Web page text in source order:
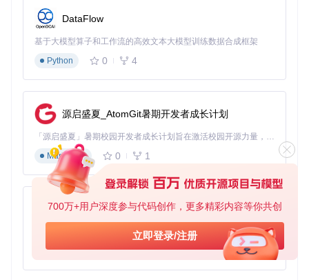
700万+用户深度参与代码创作，更多精彩内容等你共创
立即登录/注册
内容生成工具如何优化创作流程？
自媒体平台的内容创作辅助工具，需要根据用户输入的主题生
成文章大纲或段落。通过 SDK 的文本生成能力，结合 Nuxt 的
成内容片段并动态更新界面，创作效率提升 60%，同时支持中
途修改和重新生成。
智能数据分析助手如何降低使用门槛？
企业管理系统中，非技术人员需要分析业务数据。集成 AI 功
能后，用户可用自然语言提问（如“本月销售额最高的产品是
哪些”），系统通过 SDK 调用 AI 模型解析问题，查询数据库
并返回自然语言答案。相比传统 SQL 查询方式，操作步骤从
5-8 步减少至 2 步，数据查询效率提升 75%。
flowchart TD
        A[用户提问] --> B[流式响应]
        B --> C[实时显示回答]
DataFlow
基于大模型算子和工作流的高效文本大模型训练数据合成框架
Python
0 4
源启盛夏_AtomGit暑期开发者成长计划
「源启盛夏」暑期校园开发者成长计划旨在激活校园开源力量，通过积分激励、认证扶持、资源倾斜等形式，引导高校组织和开发者完成「入驻 — 建项目 — 做贡献 — 获认证 — 得资源」的完整闭环。无论你是想带领社团入驻平台的组织者，还是希望用代码贡献证明自己的开发者，都能在这里找到属于你的成长路径。
Markdown
0 1
py-xiaozhi
基于Python的Xiaozhi AI，适用于想要完整Xiaozhi体验而无需拥有专用硬件的用户。
Python
0 1